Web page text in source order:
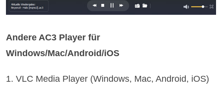
Andere AC3 Player für
Windows/Mac/Android/iOS
1. VLC Media Player (Windows, Mac, Android, iOS)